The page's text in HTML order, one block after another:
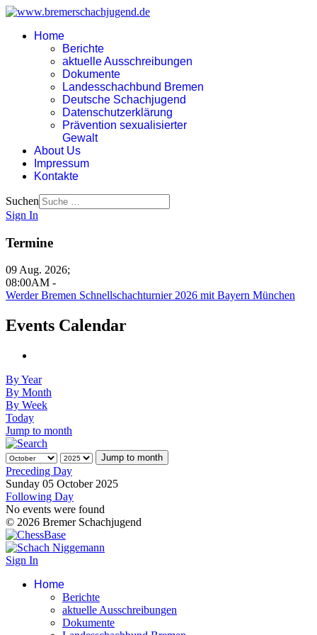
Home
Berichte
aktuelle Ausschreibungen
Dokumente
Landesschachbund Bremen
Deutsche Schachjugend
Datenschutzerklärung
Prävention sexualisierter
Gewalt
About Us
Impressum
Kontakte
Suchen
Sign In
Termine
09 Aug. 2026;
08:00AM -
Werder Bremen Schnellschachturnier 2026 mit Bayern München
Events Calendar
By Year
By Month
By Week
Today
Jump to month
Jump to month
Preceding Day
Sunday 05 October 2025
Following Day
No events were found
© 2026 Bremer Schachjugend
Sign In
Home
Berichte
aktuelle Ausschreibungen
Dokumente